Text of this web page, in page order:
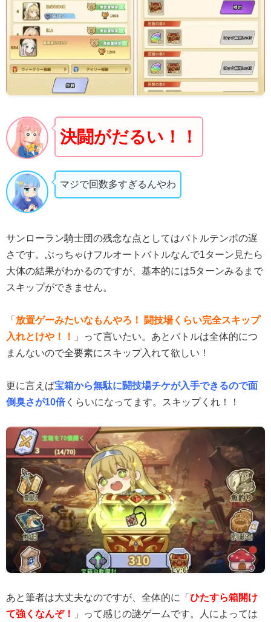
決闘がだるい！！
マジで回数多すぎるんやわ
サンローラン騎士団の残念な点としてはバトルテンポの遅
さです。ぶっちゃけフルオートバトルなんで1ターン見たら
大体の結果がわかるのですが、基本的には5ターンみるまで
スキップができません。
「 放置ゲーみたいなもんやろ！ 闘技場くらい完全スキップ
入れとけや！！
」って言いたい。あとバトルは全体的につ
まんないので全要素にスキップ入れて欲しい！
更に言えば宝箱から無駄に闘技場チケが入手できるので面
倒臭さが10倍くらいになってます。スキップくれ！！
あと筆者は大丈夫なのですが、全体的に「 ひたすら箱開け
て強くなんぞ！
」って感じの謎ゲームです。人によっては